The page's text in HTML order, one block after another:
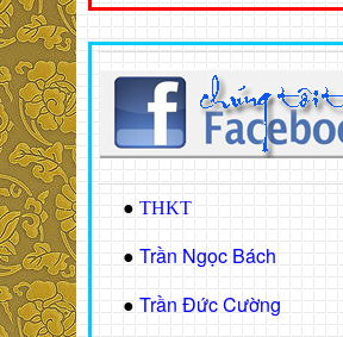
● THKT
● Trần Ngọc Bách
● Trần Đức Cường